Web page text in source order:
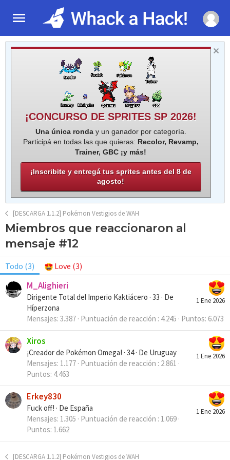
¡CONCURSO DE SPRITES SP 2026!
Una única ronday un ganador por categoría.
Participá en todas las que quieras: Recolor, Revamp,
Trainer, GBC ¡y más!
¡Inscribite y entregá tus sprites antes del 8 de
agosto!
[DESCARGA 1.1.2] Pokémon Vestigios de WAH
Miembros que reaccionaron al
mensaje #12
Todo (3) Love (3)
1 Ene 2026
M_Alighieri
Dirigente Total del Imperio Kaktiácero · 33 · De
Híperzona
Mensajes 3.387 Puntuación de reacción 4.245 Puntos 6.073
1 Ene 2026
Xiros
¡Creador de Pokémon Omega! · 34· De Uruguay
Mensajes 1.177 Puntuación de reacción 2.861
Puntos 4.463
1 Ene 2026
Erkey830
Fuck off! · De España
Mensajes 1.305 Puntuación de reacción 1.069
Puntos 1.662
[DESCARGA 1.1.2] Pokémon Vestigios de WAH